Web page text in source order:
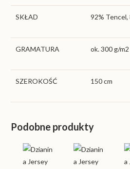
SKŁAD 92% Tencel,
GRAMATURA ok. 300 g/m2
SZEROKOŚĆ 150 cm
Podobne produkty